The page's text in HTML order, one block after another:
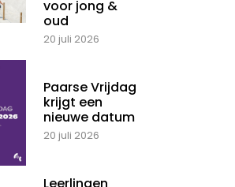
voor jong &
oud
20 juli 2026
Paarse Vrijdag
krijgt een
nieuwe datum
20 juli 2026